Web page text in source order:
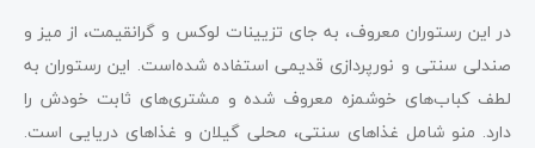
در این رستوران معروف، به جای تزیینات لوکس و گرانقیمت، از میز و
صندلی سنتی و نورپردازی قدیمی استفاده شده‌است. این رستوران به
لطف کباب‌های خوشمزه معروف شده و مشتری‌های ثابت خودش را
دارد. منو شامل غذاهای سنتی، محلی گیلان و غذاهای دریایی است.